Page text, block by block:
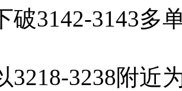
3142-3143多
3238附近